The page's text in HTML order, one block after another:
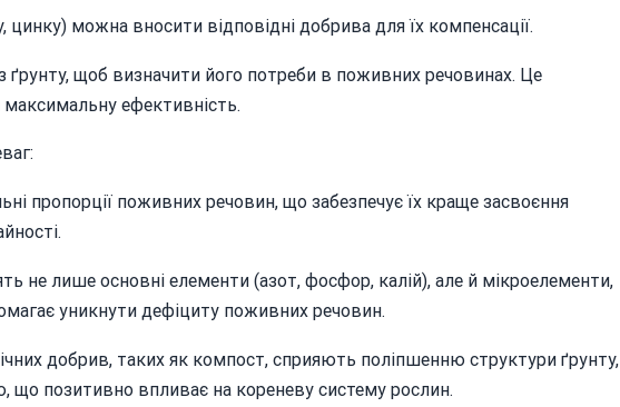
можна вносити відповідні добрива для їх компенсації.
ґрунту, щоб визначити його потреби в поживних речовинах. Це
ефективність.
пропорції поживних речовин, що забезпечує їх краще засвоєння
не лише основні елементи (азот, фосфор, калій), але й мікроелементи,
уникнути дефіциту поживних речовин.
добрив, таких як компост, сприяють поліпшенню структури ґрунту,
що позитивно впливає на кореневу систему рослин.